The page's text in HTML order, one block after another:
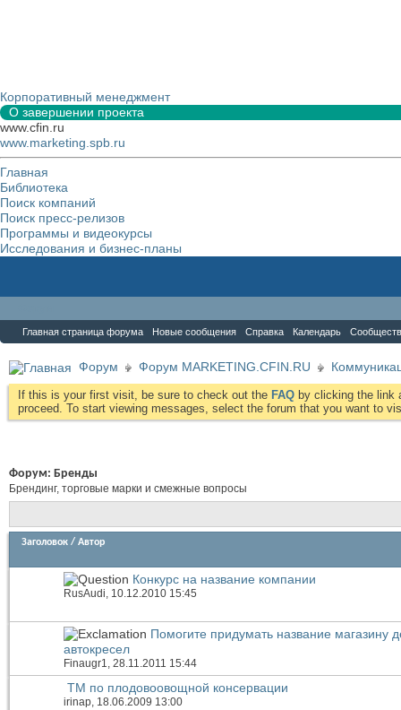
Корпоративный менеджмент
О завершении проекта
www.cfin.ru
www.marketing.spb.ru
Главная
Библиотека
Поиск компаний
Поиск пресс-релизов
Программы и видеокурсы
Исследования и бизнес-планы
Главная страница форума Новые сообщения Справка Календарь
Форум Форум MARKETING.CFIN.RU
If this is your first visit, be sure to check out the FAQ by clicking the link
proceed. To start viewing messages, select the forum that you want to
Форум: Бренды
Брендинг, торговые марки и смежные вопросы
Заголовок / Автор
Конкурс на название компании
RusAudi, 10.12.2010 15:45
Помогите придумать название магазину
автокресел
Finaugr1, 28.11.2011 15:44
ТМ по плодовоовощной консервации
irinap, 18.06.2009 13:00